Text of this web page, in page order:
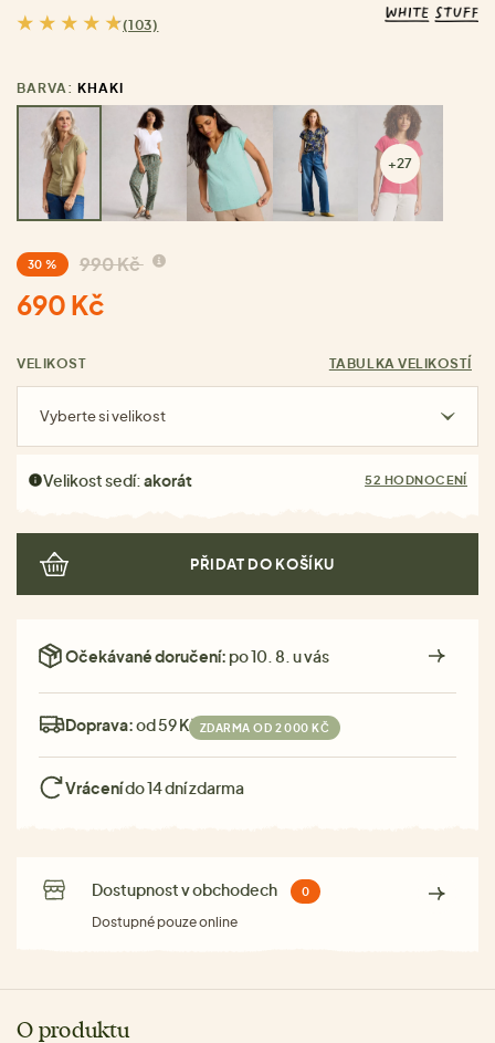
(103)
BARVA: KHAKI
+27
30 % 990 Kč
690 Kč
VELIKOST TABULKA VELIKOSTÍ
Vyberte si velikost
Velikost sedí:akorát 52 HODNOCENÍ
PŘIDAT DO KOŠÍKU
Očekávané doručení: po 10. 8. u vás
Doprava:od 59 Kč ZDARMA OD 2 000 KČ
Vrácenído 14 dní zdarma
Dostupnost v obchodech 0
Dostupné pouze online
O produktu